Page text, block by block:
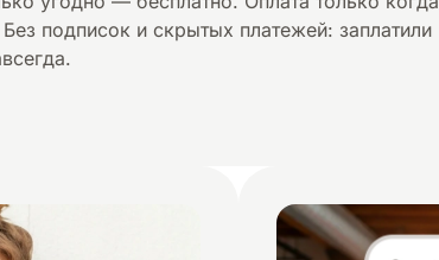
подписок и скрытых платежей: заплатили